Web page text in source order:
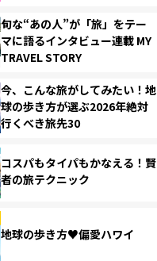
旬な“あの人”が「旅」をテー
マに語るインタビュー連載 MY
TRAVEL STORY
今、こんな旅がしてみたい！地
球の歩き方が選ぶ2026年絶対
行くべき旅先30
コスパもタイパもかなえる！賢
者の旅テクニック
地球の歩き方♥偏愛ハワイ